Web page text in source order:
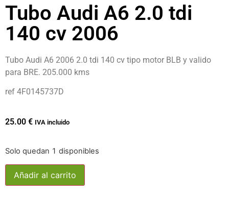
Tubo Audi A6 2.0 tdi
140 cv 2006
Tubo Audi A6 2006 2.0 tdi 140 cv tipo motor BLB y valido
para BRE. 205.000 kms
ref 4F0145737D
25.00 € IVA incluido
Solo quedan 1 disponibles
Añadir al carrito